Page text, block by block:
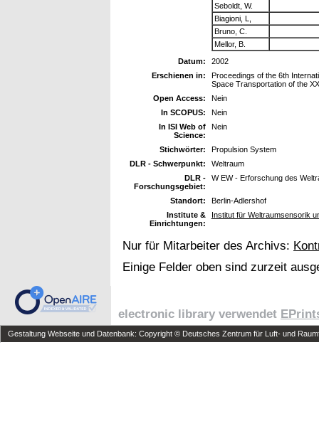
Seboldt, W.
Biagioni, L,
Bruno, C.
Mellor, B.
Datum:
2002
Erschienen in:
Proceedings of the 6th
Space Transportation of the
Open Access:
Nein
In SCOPUS:
Nein
In ISI Web of
Science:
Nein
Stichwörter:
Propulsion System
DLR - Schwerpunkt:
Weltraum
DLR -
Forschungsgebiet:
W EW - Erforschung des
Standort:
Berlin-Adlershof
Institute &
Einrichtungen:
Institut für Weltraumsensorik
Nur für Mitarbeiter des Archivs:
Einige Felder oben sind zurzeit
electronic library verwendet
Gestaltung Webseite und Datenbank: Copyright © Deutsches Zentrum für Luft- und